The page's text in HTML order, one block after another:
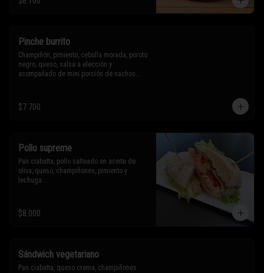
Sólo puedes solicitar eliminar un
Pinche burrito
Champiñón, pimiento, cebolla morada, poroto
negro, queso, salsa a elección y
acompañado de mini porción de nachos.
* Los ingredientes no son intercambiables.
$7.700
Pollo supreme
Pan ciabatta, pollo salteado en aceite de
oliva, queso, champiñones, pimiento y
lechuga.
* Los ingredientes no son intercambiables.
Sólo puedes solicitar eliminar un
$8.000
Sándwich vegetariano
Pan ciabatta, queso crema, champiñones